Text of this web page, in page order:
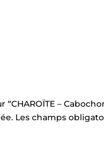
–
Les champs